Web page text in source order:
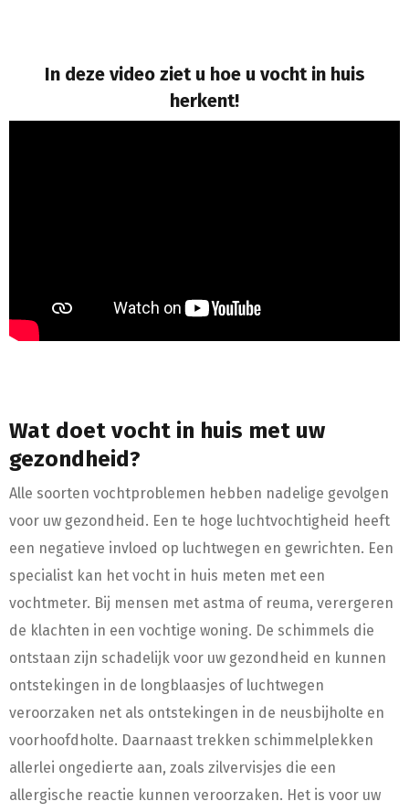
In deze video ziet u hoe u vocht in huis
herkent!
Wat doet vocht in huis met uw
gezondheid?
Alle soorten vochtproblemen hebben nadelige gevolgen
voor uw gezondheid. Een te hoge luchtvochtigheid heeft
een negatieve invloed op luchtwegen en gewrichten. Een
specialist kan het vocht in huis meten met een
vochtmeter. Bij mensen met astma of reuma, verergeren
de klachten in een vochtige woning. De schimmels die
ontstaan zijn schadelijk voor uw gezondheid en kunnen
ontstekingen in de longblaasjes of luchtwegen
veroorzaken net als ontstekingen in de neusbijholte en
voorhoofdholte. Daarnaast trekken schimmelplekken
allerlei ongedierte aan, zoals zilvervisjes die een
allergische reactie kunnen veroorzaken. Het is voor uw